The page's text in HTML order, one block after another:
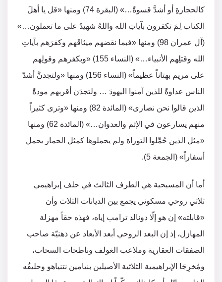
كالحجارةِ أو أشدَّ قسوةً…» (البقرة 74) ومنها «قل يا أهلَ
الكتاب لِمَ تكفرون بآياتِ الله واللهُ شهيدٌ على ما تعملون…»
(آل عمران 98) ومنها «فبما نقضهم ميثاقَهم وكفرَهم بآياتِ
الله وقتلِهم الأنبياء…» (النساء 155) «وبكفرهم وقولِهم
على مريم بهتاناً عظيماً» (النساء 156) ومنها «ولتجدنَّ أشدّ
الناس عداوةً للذين آمنوا اليهودَ … ولتجدَن أقربهم مودةً
الذين قالوا نحن نصارى» (المائدة 82) ومنها «وترى كثيراً
منهم يسارعون في الإثم والعدوان…» (المائدة 62) ومنها
«مثل الذين حُمِّلوا التوراة ولم يحملوها كمثل الحمار يحمل
أسفاراً» (الجمعة 5).
أما أن المسيحية هي الطرف الثالث في حلف إبراهيمي
ثلاثي روحي مسكوني يجمع بين الديانات الثلاث وأن
«قابلته» إن هو إلّا دونالد ترامب إياه، فهذه حقاً مهزلة
المهازل، إذ إن البعد الروحي أبعد الأبعاد عن ذهنيّة صاحب
الصفقات العقارية وملاعب الغولف وناطحات السحاب،
ومُخرِجَا الإبراهيمية الثلاثية الأصيلين بنيامين نتنياهو وحليفُه